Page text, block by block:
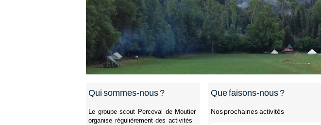
Qui sommes-nous ?
Le groupe scout Perceval de Moutier
organise régulièrement des activités
Que faisons-nous ?
Nos prochaines activités